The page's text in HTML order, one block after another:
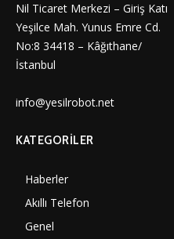
Nil Ticaret Merkezi – Giriş Katı
Yeşilce Mah. Yunus Emre Cd.
No:8 34418 – Kâğıthane/
İstanbul
info@yesilrobot.net
KATEGORILER
Haberler
Akıllı Telefon
Genel